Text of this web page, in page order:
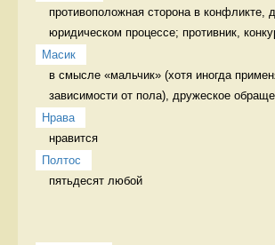
противоположная сторона в конфликте,
юридическом процессе; противник,
Масик
в смысле «мальчик» (хотя иногда
зависимости от пола), дружеское
Нрава
нравится
Полтос
пятьдесят любой